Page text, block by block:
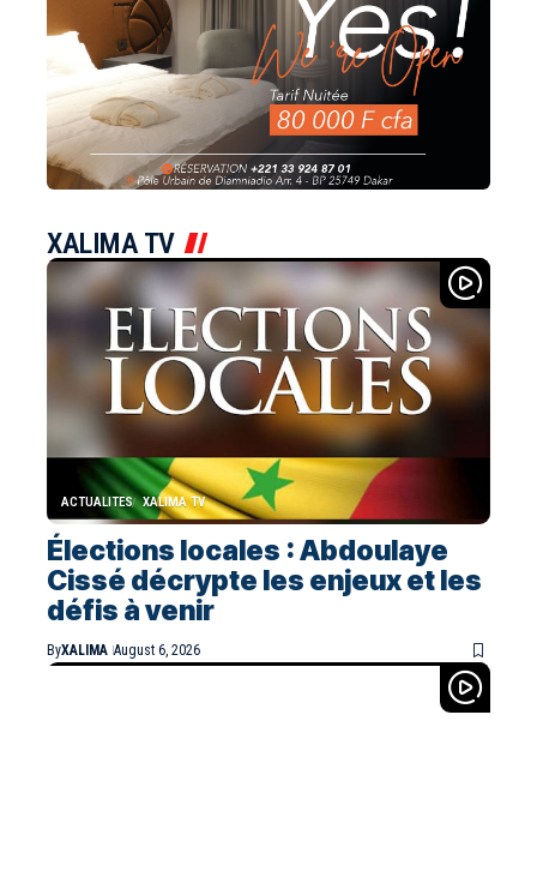
XALIMA TV
ACTUALITES XALIMA TV
Élections locales : Abdoulaye
Cissé décrypte les enjeux et les
défis à venir
ByXALIMA August 6, 2026